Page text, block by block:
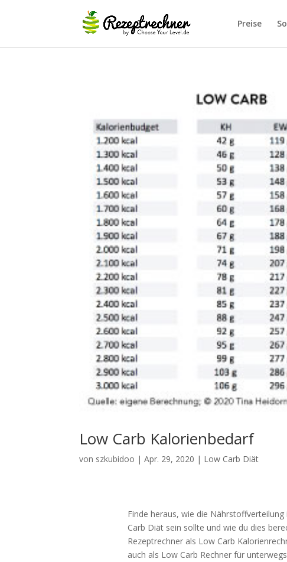
Preise
Low Carb Kalorienbedarf
von szkubidoo |Apr. 29, 2020 | Low Carb Diät
Finde heraus, wie die
Carb Diät sein sollte und wie du dies
Rezeptrechner als Low Carb
auch als Low Carb Rechner für